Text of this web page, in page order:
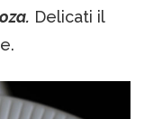
Delicati il